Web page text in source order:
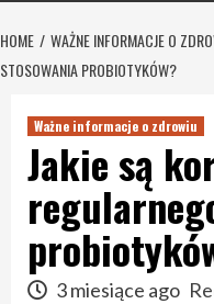
HOME WAŻNE INFORMACJE O
STOSOWANIA PROBIOTYKÓW?
Ważne informacje o zdrowiu
Jakie są
3 miesiące ago